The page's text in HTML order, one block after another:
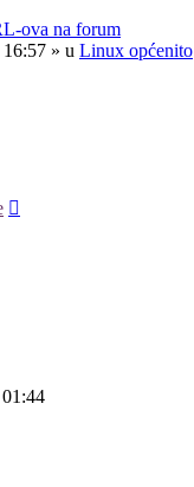
ova na forum
16:57 » u Linux općenito